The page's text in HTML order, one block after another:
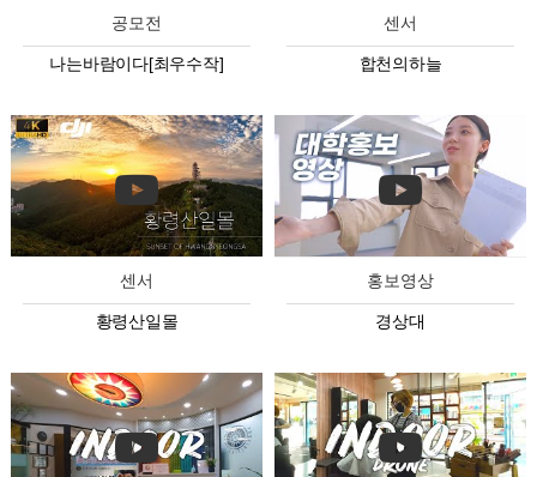
공모전
나는바람이다[최우수작]
센서
합천의하늘
센서
황령산일몰
홍보영상
경상대